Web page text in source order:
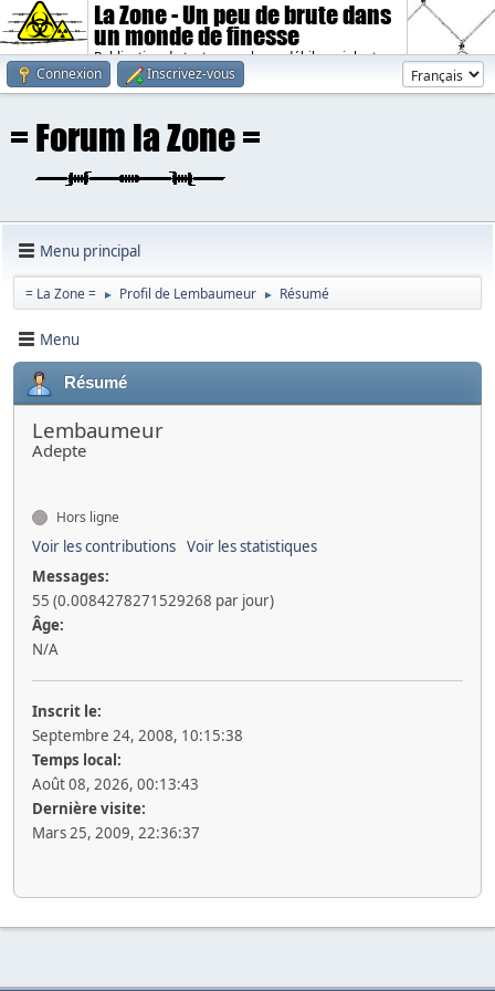
La Zone - Un peu de brute dans
un monde de finesse
Publication de textes sombres, débiles, violents.
Connexion
Inscrivez-vous
Menu principal
= La Zone = ► Profil de Lembaumeur ► Résumé
Menu
Résumé
Lembaumeur
Adepte
Hors ligne
Voir les contributions Voir les statistiques
Messages:
55 (0.0084278271529268 par jour)
Âge:
N/A
Inscrit le:
Septembre 24, 2008, 10:15:38
Temps local:
Août 08, 2026, 00:13:43
Dernière visite:
Mars 25, 2009, 22:36:37